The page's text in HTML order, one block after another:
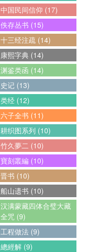
中国民间信仰 (17)
佚存丛书 (15)
十三经注疏 (14)
康熙字典 (14)
渊鉴类函 (14)
史记 (13)
类经 (12)
六子全书 (11)
耕织图系列 (10)
竹久夢二 (10)
寶刻叢編 (10)
晋书 (10)
船山遗书 (10)
汉满蒙藏四体合璧大藏
全咒 (9)
工程做法 (9)
總經解 (9)